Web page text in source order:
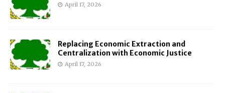
April 17, 2026
Replacing Economic Extraction and
Centralization with Economic Justice
April 17, 2026